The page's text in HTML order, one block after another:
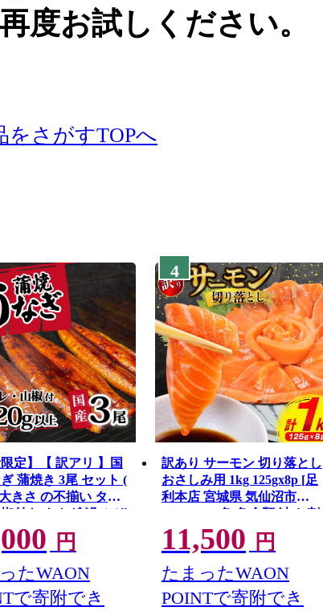
度お試しください。
をさがすTOPへ
限定】【 訳アリ 】国
蒲焼き 3尾 セット (
きさ の不揃い タ
付き ウナギ 鰻 ふぞ
揃い うな重 ひつまぶ
茨城 八千代町 ふるさ
冷凍 [SF951ya]
円
たWAON
で寄附でき
4
訳あり サーモン 切り落とし
おさしみ用 1kg 125gx8p [足
利本店 宮城県 気仙沼市
20564313] 魚 魚介類 鮭 お刺
し身 刺し身 刺身 生 生食 個
包装 チリ銀鮭 銀鮭 海鮮 海鮮
丼 魚介
11,500 円
たまったWAON
POINTで寄附でき